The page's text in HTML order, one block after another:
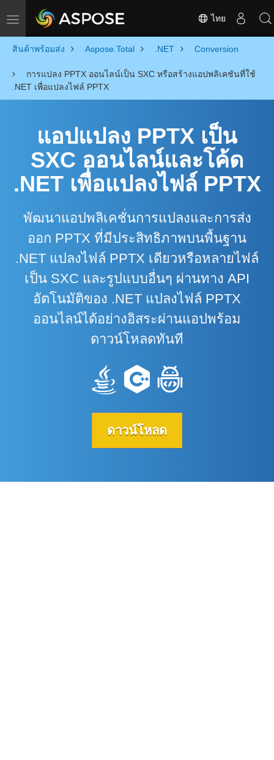
Toggle navigation ไทย
สินค้าพร้อมส่ง Aspose.Total .NET Conversion
การแปลง PPTX ออนไลน์เป็น SXC หรือสร้างแอปพลิเคชันที่ใช้
.NET เพื่อแปลงไฟล์ PPTX
แอปแปลง PPTX เป็น
SXC ออนไลน์และโค้ด
.NET เพื่อแปลงไฟล์ PPTX
พัฒนาแอปพลิเคชั่นการแปลงและการส่ง
ออก PPTX ที่มีประสิทธิภาพบนพื้นฐาน
.NET แปลงไฟล์ PPTX เดียวหรือหลายไฟล์
เป็น SXC และรูปแบบอื่นๆ ผ่านทาง API
อัตโนมัติของ .NET แปลงไฟล์ PPTX
ออนไลน์ได้อย่างอิสระผ่านแอปพร้อม
ดาวน์โหลดทันที
ดาวน์โหลด